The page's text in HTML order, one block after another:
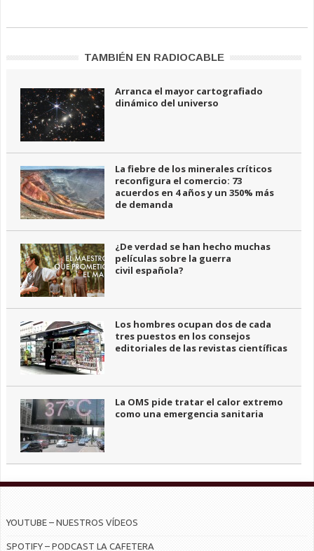
TAMBIÉN EN RADIOCABLE
Arranca el mayor cartografiado
dinámico del universo
La fiebre de los minerales críticos
reconfigura el comercio: 73
acuerdos en 4 años y un 350% más
de demanda
¿De verdad se han hecho muchas
películas sobre la guerra
civil española?
Los hombres ocupan dos de cada
tres puestos en los consejos
editoriales de las revistas científicas
La OMS pide tratar el calor extremo
como una emergencia sanitaria
YOUTUBE – NUESTROS VÍDEOS
SPOTIFY – PODCAST LA CAFETERA